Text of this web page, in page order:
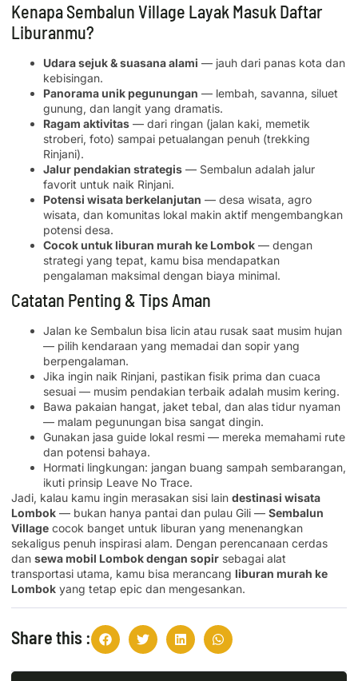
Kenapa Sembalun Village Layak Masuk Daftar
Liburanmu?
Udara sejuk & suasana alami — jauh dari panas kota dan
kebisingan.
Panorama unik pegunungan — lembah, savanna, siluet
gunung, dan langit yang dramatis.
Ragam aktivitas — dari ringan (jalan kaki, memetik
stroberi, foto) sampai petualangan penuh (trekking
Rinjani).
Jalur pendakian strategis — Sembalun adalah jalur
favorit untuk naik Rinjani.
Potensi wisata berkelanjutan — desa wisata, agro
wisata, dan komunitas lokal makin aktif mengembangkan
potensi desa.
Cocok untuk liburan murah ke Lombok — dengan
strategi yang tepat, kamu bisa mendapatkan
pengalaman maksimal dengan biaya minimal.
Catatan Penting & Tips Aman
Jalan ke Sembalun bisa licin atau rusak saat musim hujan
— pilih kendaraan yang memadai dan sopir yang
berpengalaman.
Jika ingin naik Rinjani, pastikan fisik prima dan cuaca
sesuai — musim pendakian terbaik adalah musim kering.
Bawa pakaian hangat, jaket tebal, dan alas tidur nyaman
— malam pegunungan bisa sangat dingin.
Gunakan jasa guide lokal resmi — mereka memahami rute
dan potensi bahaya.
Hormati lingkungan: jangan buang sampah sembarangan,
ikuti prinsip Leave No Trace.
Jadi, kalau kamu ingin merasakan sisi lain destinasi wisata
Lombok — bukan hanya pantai dan pulau Gili — Sembalun
Village cocok banget untuk liburan yang menenangkan
sekaligus penuh inspirasi alam. Dengan perencanaan cerdas
dan sewa mobil Lombok dengan sopir sebagai alat
transportasi utama, kamu bisa merancang liburan murah ke
Lombok yang tetap epic dan mengesankan.
Share this :